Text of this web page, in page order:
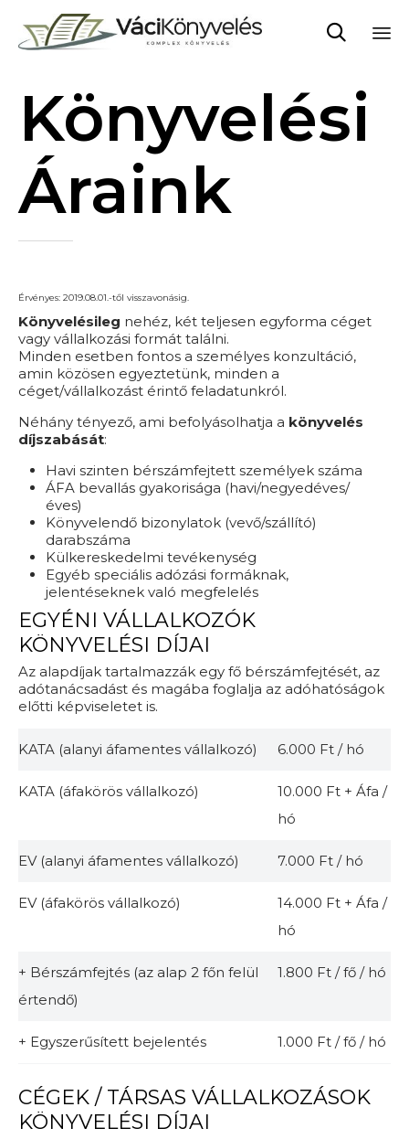

Könyvelési
Áraink
Érvényes: 2019.08.01.-től visszavonásig.
Könyvelésileg nehéz, két teljesen egyforma céget
vagy vállalkozási formát találni.
Minden esetben fontos a személyes konzultáció,
amin közösen egyeztetünk, minden a
céget/vállalkozást érintő feladatunkról.
Néhány tényező, ami befolyásolhatja a könyvelés
díjszabását:
Havi szinten bérszámfejtett személyek száma
ÁFA bevallás gyakorisága (havi/negyedéves/
éves)
Könyvelendő bizonylatok (vevő/szállító)
darabszáma
Külkereskedelmi tevékenység
Egyéb speciális adózási formáknak,
jelentéseknek való megfelelés
EGYÉNI VÁLLALKOZÓK
KÖNYVELÉSI DÍJAI
Az alapdíjak tartalmazzák egy fő bérszámfejtését, az
adótanácsadást és magába foglalja az adóhatóságok
előtti képviseletet is.
KATA (alanyi áfamentes vállalkozó) 6.000 Ft / hó
KATA (áfakörös vállalkozó)
10.000 Ft + Áfa /
hó
EV (alanyi áfamentes vállalkozó) 7.000 Ft / hó
EV (áfakörös vállalkozó)
14.000 Ft + Áfa /
hó
+ Bérszámfejtés (az alap 2 főn felül
értendő)
1.800 Ft / fő / hó
+ Egyszerűsített bejelentés 1.000 Ft / fő / hó
CÉGEK / TÁRSAS VÁLLALKOZÁSOK
KÖNYVELÉSI DÍJAI